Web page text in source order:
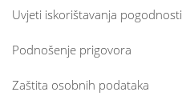
Uvjeti iskorištavanja pogodnosti
Podnošenje prigovora
Zaštita osobnih podataka